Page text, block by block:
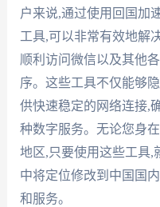
户来说,通过使用回国加
工具,可以非常有效地解
顺利访问微信以及其他
序。这些工具不仅能够
供快速稳定的网络连接,
种数字服务。无论您身
地区,只要使用这些工具,
中将定位修改到中国国
和服务。